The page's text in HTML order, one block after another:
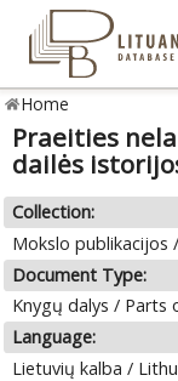
Home
Praeities
dailės
Collection:
Mokslo publikacijos
Document Type:
Knygų dalys / Parts
Language:
Lietuvių kalba /